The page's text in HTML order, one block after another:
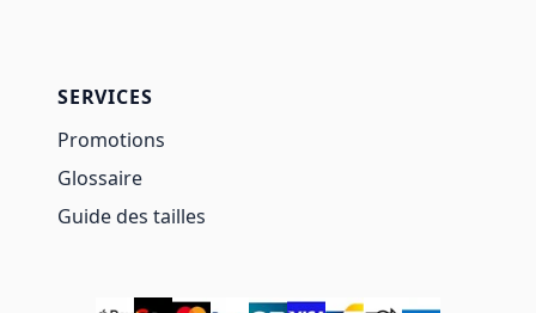
SERVICES
Promotions
Glossaire
Guide des tailles